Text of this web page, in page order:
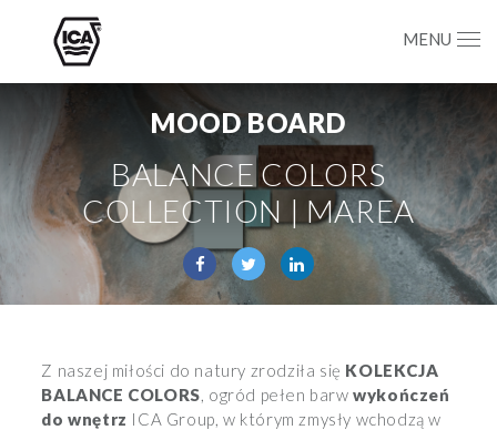
MENU
MOOD BOARD
BALANCE COLORS
COLLECTION | MAREA
Z naszej miłości do natury zrodziła się KOLEKCJA
BALANCE COLORS, ogród pełen barwwykończeń
do wnętrz ICA Group, w którym zmysły wchodzą w